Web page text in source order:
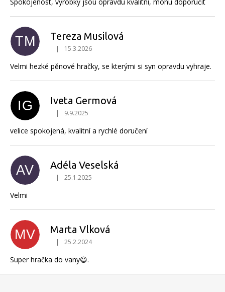
TM Tereza Musilová
Hodnocení produktu je 5 z 5 hvězdiček.
| 15.3.2026
Velmi hezké pěnové hračky, se kterými si syn opravdu vyhraje.
IG Iveta Germová
Hodnocení produktu je 5 z 5 hvězdiček.
| 9.9.2025
velice spokojená, kvalitní a rychlé doručení
AV Adéla Veselská
Hodnocení produktu je 5 z 5 hvězdiček.
| 25.1.2025
Velmi
MV Marta Vlková
Hodnocení produktu je 5 z 5 hvězdiček.
| 25.2.2024
Super hračka do vany😃.